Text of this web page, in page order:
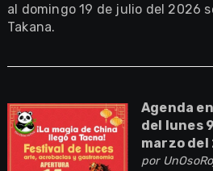
al domingo 19 de julio del 2026
Takana.
Agenda
del lunes
marzo del
por